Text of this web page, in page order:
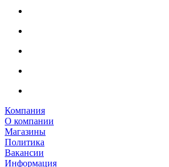
Компания
О компании
Магазины
Политика
Вакансии
Информация